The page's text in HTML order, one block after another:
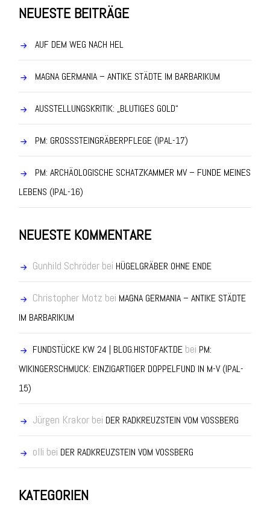
NEUESTE BEITRÄGE
AUF DEM WEG NACH HEL
MAGNA GERMANIA – ANTIKE STÄDTE IM BARBARIKUM
AUSSTELLUNGSKRITIK: „BLUTIGES GOLD“
PM: GROSSSTEINGRÄBERPFLEGE (IPAL-17)
PM: ARCHÄOLOGISCHE SCHATZKAMMER MV – FUNDE MEINES
LEBENS (IPAL-16)
NEUESTE KOMMENTARE
Gunhild Schröderbei HÜGELGRÄBER OHNE ENDE
Christopher Motz bei MAGNA GERMANIA – ANTIKE STÄDTE
IM BARBARIKUM
FUNDSTÜCKE KW 24 | BLOG.HISTOFAKT.DEbei PM:
WIKINGERSCHMUCK: EINZIGARTIGER DOPPELFUND IN M-V (IPAL-
15)
Jürgen Krakorbei DER RADKREUZSTEIN VOM VOSSBERG
olli bei DER RADKREUZSTEIN VOM VOSSBERG
KATEGORIEN